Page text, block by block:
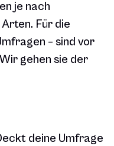
je nach
Für die
– sind vor
gehen sie der
deine Umfrage